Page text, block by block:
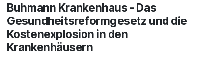
Buhmann Krankenhaus - Das
Gesundheitsreformgesetz und die
Kostenexplosion in den
Krankenhäusern